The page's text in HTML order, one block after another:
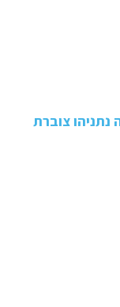
צוברת